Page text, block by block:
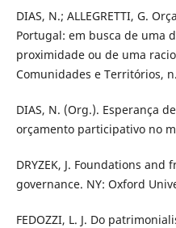
DIAS, N.; ALLEGRETTI, G.
Portugal: em busca de uma
proximidade ou de uma
Comunidades e Territórios,
DIAS, N. (Org.). Esperança
orçamento participativo no
DRYZEK, J. Foundations
governance. NY: Oxford
FEDOZZI, L. J. Do